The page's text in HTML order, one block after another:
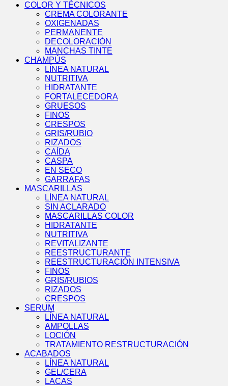
COLOR Y TÉCNICOS
CREMA COLORANTE
OXIGENADAS
PERMANENTE
DECOLORACIÓN
MANCHAS TINTE
CHAMPÚS
LÍNEA NATURAL
NUTRITIVA
HIDRATANTE
FORTALECEDORA
GRUESOS
FINOS
CRESPOS
GRIS/RUBIO
RIZADOS
CAÍDA
CASPA
EN SECO
GARRAFAS
MASCARILLAS
LÍNEA NATURAL
SIN ACLARADO
MASCARILLAS COLOR
HIDRATANTE
NUTRITIVA
REVITALIZANTE
REESTRUCTURANTE
REESTRUCTURACIÓN INTENSIVA
FINOS
GRIS/RUBIOS
RIZADOS
CRESPOS
SERUM
LÍNEA NATURAL
AMPOLLAS
LOCIÓN
TRATAMIENTO RESTRUCTURACIÓN
ACABADOS
LÍNEA NATURAL
GEL/CERA
LACAS